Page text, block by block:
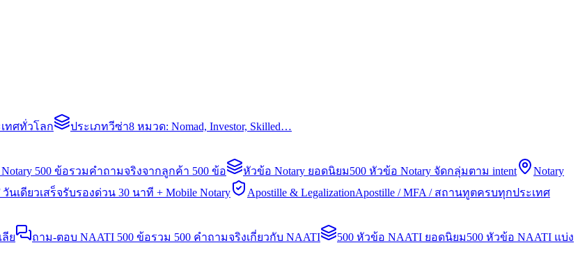
ทศทั่วโลก ประเภทวีซ่า8 หมวด: Nomad, Investor, Skilled…
500 ข้อรวมคำถามจริงจากลูกค้า 500 ข้อ หัวข้อ Notary ยอดนิยม500 หัวข้อ Notary จัดกลุ่มตาม intent
Notary
นเดียวเสร็จรับรองด่วน 30 นาที + Mobile Notary Apostille & LegalizationApostille / MFA / สถานทูตครบทุกประเทศ
ลีย ถาม-ตอบ NAATI 500 ข้อรวม 500 คำถามจริงเกี่ยวกับ NAATI 500 หัวข้อ NAATI ยอดนิยม500 หัวข้อ NAATI แบ่ง